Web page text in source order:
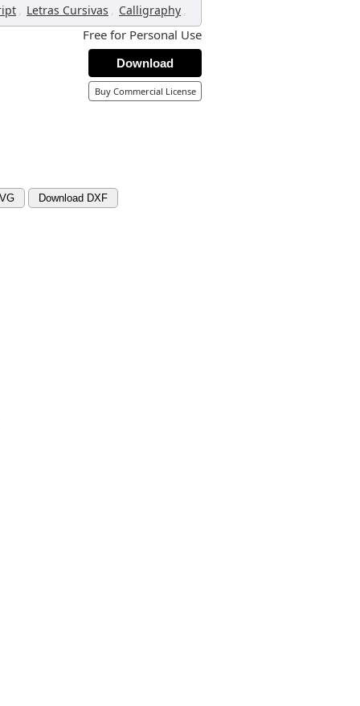
, Letras Cursivas , Calligraphy ,
Free for Personal Use
Download
Buy Commercial License
Download DXF